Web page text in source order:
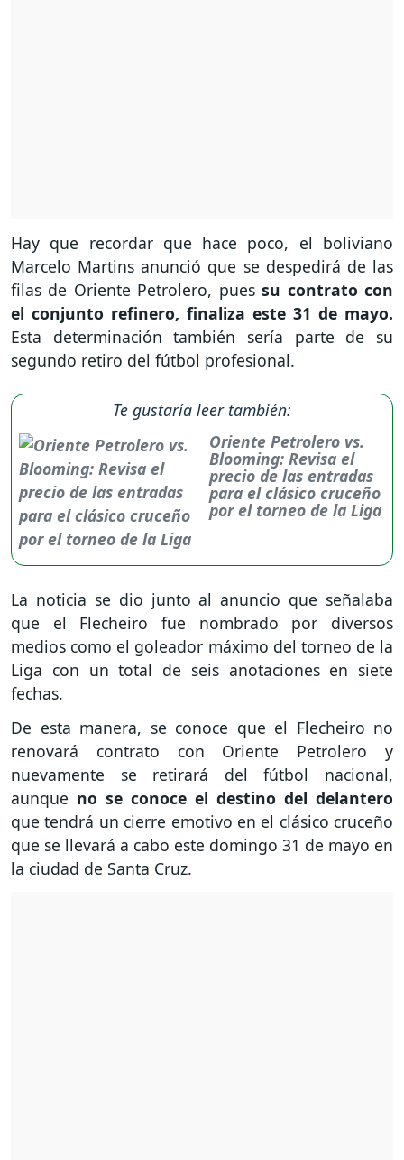
Hay que recordar que hace poco, el boliviano
Marcelo Martins anunció que se despedirá de las
filas de Oriente Petrolero, puessu contrato con
el conjunto refinero, finaliza este 31 de mayo.
Esta determinación también sería parte de su
segundo retiro del fútbol profesional.
Te gustaría leer también:
Oriente Petrolero vs.
Blooming: Revisa el
precio de las entradas
para el clásico cruceño
por el torneo de la Liga
La noticia se dio junto al anuncio que señalaba
que el Flecheiro fue nombrado por diversos
medios como el goleador máximo del torneo de la
Liga con un total de seis anotaciones en siete
fechas.
De esta manera, se conoce que el Flecheiro no
renovará contrato con Oriente Petrolero y
nuevamente se retirará del fútbol nacional,
aunque no se conoce el destino del delantero
que tendrá un cierre emotivo en el clásico cruceño
que se llevará a cabo este domingo 31 de mayo en
la ciudad de Santa Cruz.